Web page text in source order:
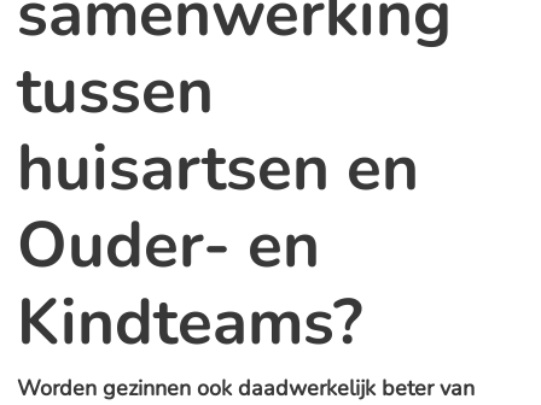
tussen
huisartsen en
Ouder- en
Kindteams?
Worden gezinnen ook daadwerkelijk beter van